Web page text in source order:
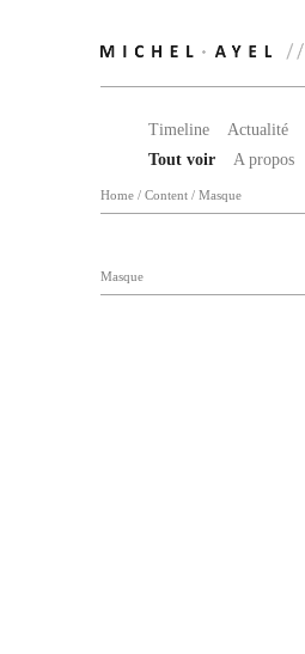
Timeline Actualité
Tout voir
A propos
Home / Content / Masque
Masque